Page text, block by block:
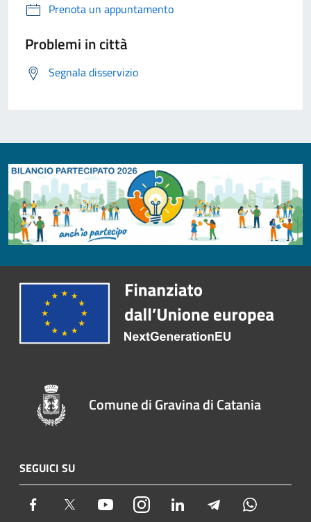
Prenota un appuntamento
Problemi in città
Segnala disservizio
Comune di Gravina di Catania
SEGUICI SU
Facebook Twitter YoutubeInstagram LinkedIn Telegram